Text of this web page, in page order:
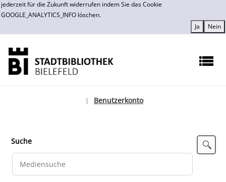
jederzeit für die Zukunft widerrufen indem Sie das Cookie
GOOGLE_ANALYTICS_INFO löschen.
Benutzerkonto
Suche